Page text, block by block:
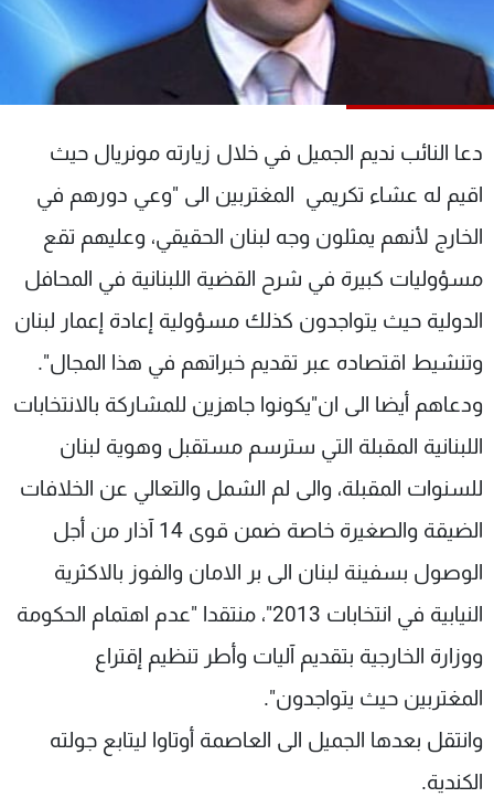
دعا النائب نديم الجميل في خلال زيارته مونريال حيث
اقيم له عشاء تكريمي المغتربين الى "وعي دورهم في
الخارج لأنهم يمثلون وجه لبنان الحقيقي، وعليهم تقع
مسؤوليات كبيرة في شرح القضية اللبنانية في المحافل
الدولية حيث يتواجدون كذلك مسؤولية إعادة إعمار لبنان
وتنشيط اقتصاده عبر تقديم خبراتهم في هذا المجال".
ودعاهم أيضا الى ان"يكونوا جاهزين للمشاركة بالانتخابات
اللبنانية المقبلة التي سترسم مستقبل وهوية لبنان
للسنوات المقبلة، والى لم الشمل والتعالي عن الخلافات
الضيقة والصغيرة خاصة ضمن قوى 14 آذار من أجل
الوصول بسفينة لبنان الى بر الامان والفوز بالاكثرية
النيابية في انتخابات 2013"، منتقدا "عدم اهتمام الحكومة
ووزارة الخارجية بتقديم آليات وأطر تنظيم إقتراع
المغتربين حيث يتواجدون".
وانتقل بعدها الجميل الى العاصمة أوتاوا ليتابع جولته
الكندية.
جدول البرامج
شاهد البرامج
عن MTV
لاعلاناتكم
وظائف
تواصل معنا
شروط الإسـتخدام